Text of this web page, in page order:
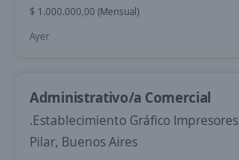
$ 1.000.000,00 (Mensual)
Ayer
Administrativo/a Comercial
.Establecimiento Gráfico Impresores
Pilar, Buenos Aires